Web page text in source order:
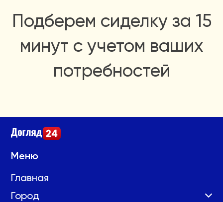
Подберем сиделку за 15
минут с учетом ваших
потребностей
Меню
Главная
Город